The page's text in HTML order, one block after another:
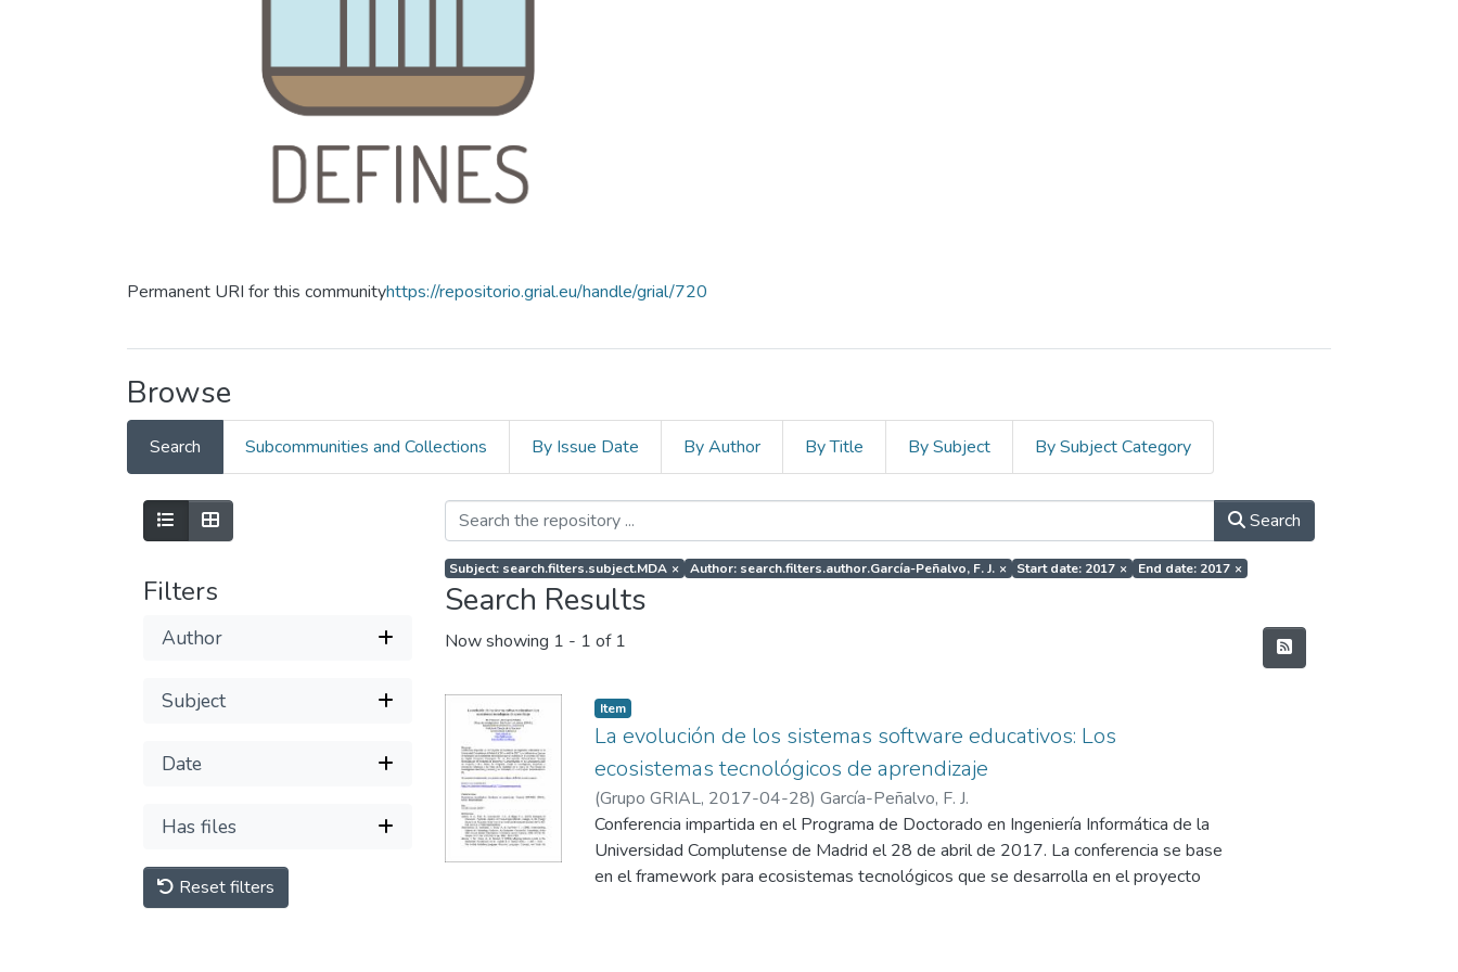
Permanent URI for this communityhttps://repositorio.grial.eu/handle/grial/720
Browse
Search Subcommunities and Collections By Issue Date By Author By Title By Subject By Subject Category
Filters
Author
Subject
Date
Has files
Reset filters
Search
Subject: search.filters.subject.MDA × Author: search.filters.author.García-Peñalvo, F. J. × Start date: 2017 × End date: 2017 ×
Search Results
Now showing 1 - 1 of 1
Item
La evolución de los sistemas software educativos: Los
ecosistemas tecnológicos de aprendizaje
(Grupo GRIAL, 2017-04-28)García-Peñalvo, F. J.
Conferencia impartida en el Programa de Doctorado en Ingeniería Informática de la
Universidad Complutense de Madrid el 28 de abril de 2017. La conferencia se base
en el framework para ecosistemas tecnológicos que se desarrolla en el proyecto